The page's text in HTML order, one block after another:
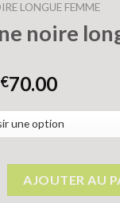
LONGUE FEMME
noire
€70.00
AJOUTER AU